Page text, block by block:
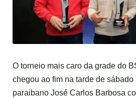
O torneio mais caro da grade do
chegou ao fim na tarde de
paraibano José Carlos Barbosa